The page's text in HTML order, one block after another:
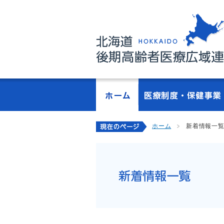
ホーム 新着情報一覧